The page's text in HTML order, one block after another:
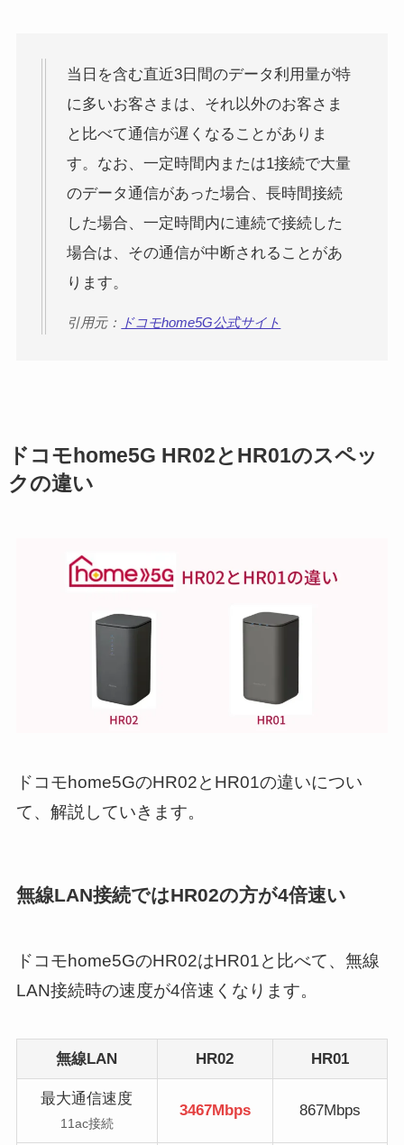
当日を含む直近3日間のデータ利用量が特
に多いお客さまは、それ以外のお客さま
と比べて通信が遅くなることがありま
す。なお、一定時間内または1接続で大量
のデータ通信があった場合、長時間接続
した場合、一定時間内に連続で接続した
場合は、その通信が中断されることがあ
ります。
引用元： ドコモhome5G公式サイト
ドコモhome5G HR02とHR01のスペッ
クの違い
ドコモhome5GのHR02とHR01の違いについ
て、解説していきます。
無線LAN接続ではHR02の方が4倍速い
ドコモhome5GのHR02はHR01と比べて、無線
LAN接続時の速度が4倍速くなります。
無線LAN HR02 HR01
最大通信速度
11ac接続
3467Mbps 867Mbps